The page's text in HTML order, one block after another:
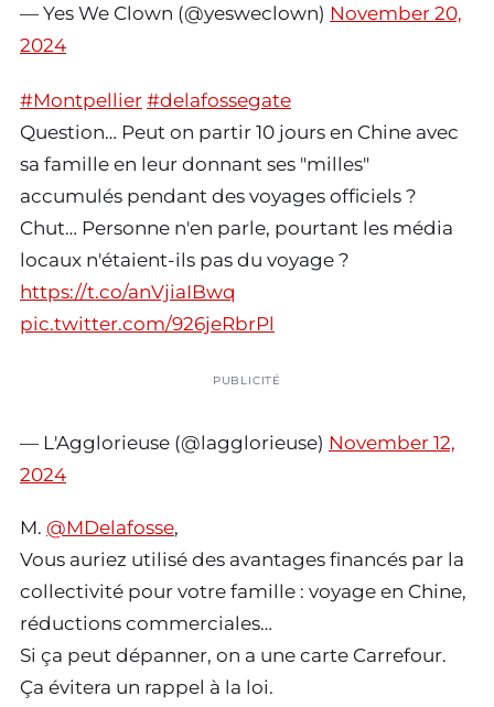
— Yes We Clown (@yesweclown) November 20,
2024
#Montpellier #delafossegate
Question… Peut on partir 10 jours en Chine avec
sa famille en leur donnant ses "milles"
accumulés pendant des voyages officiels ?
Chut… Personne n'en parle, pourtant les média
locaux n'étaient-ils pas du voyage ?
https://t.co/anVjiaIBwq
pic.twitter.com/926jeRbrPl
PUBLICITÉ
— L'Agglorieuse (@lagglorieuse) November 12,
2024
M. @MDelafosse,
Vous auriez utilisé des avantages financés par la
collectivité pour votre famille : voyage en Chine,
réductions commerciales…
Si ça peut dépanner, on a une carte Carrefour.
Ça évitera un rappel à la loi.